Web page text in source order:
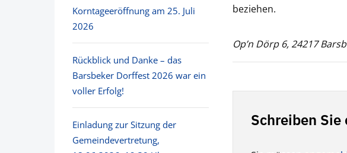
Korntageeröffnung am 25. Juli
2026
Rückblick und Danke – das
Barsbeker Dorffest 2026 war ein
voller Erfolg!
Einladung zur Sitzung der
Gemeindevertretung,
beziehen.
Op’n Dörp 6, 24217
Schreiben